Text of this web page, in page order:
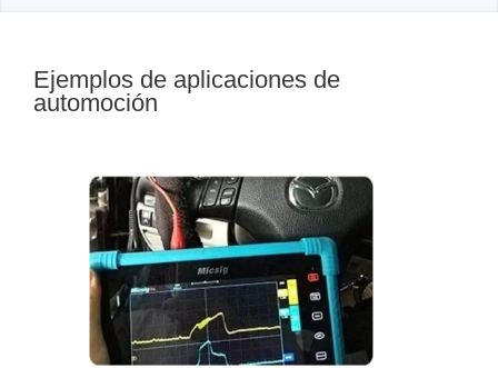
Ejemplos de aplicaciones de
automoción